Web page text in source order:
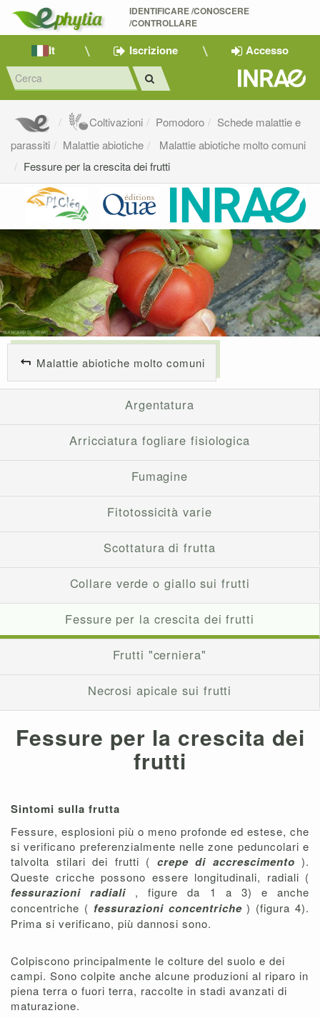
IDENTIFICARE /CONOSCERE
/CONTROLLARE
It Iscrizione Accesso
Coltivazioni Pomodoro
Schede malattie e
parassiti
Malattie abiotiche
Malattie abiotiche molto comuni
Fessure per la crescita dei frutti
Malattie abiotiche molto comuni
Argentatura
Arricciatura fogliare fisiologica
Fumagine
Fitotossicità varie
Scottatura di frutta
Collare verde o giallo sui frutti
Fessure per la crescita dei frutti
Frutti "cerniera"
Necrosi apicale sui frutti
Fessure per la crescita dei
frutti
Sintomi sulla frutta
Fessure, esplosioni più o meno profonde ed estese, che
si verificano preferenzialmente nelle zone peduncolari e
talvolta stilari dei frutti ( crepe di accrescimento ).
Queste cricche possono essere longitudinali, radiali (
fessurazioni radiali , figure da 1 a 3) e anche
concentriche ( fessurazioni concentriche) (figura 4).
Prima si verificano, più dannosi sono.
Colpiscono principalmente le colture del suolo e dei
campi. Sono colpite anche alcune produzioni al riparo in
piena terra o fuori terra, raccolte in stadi avanzati di
maturazione.